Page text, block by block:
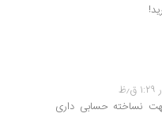
نساخته حسابی داری